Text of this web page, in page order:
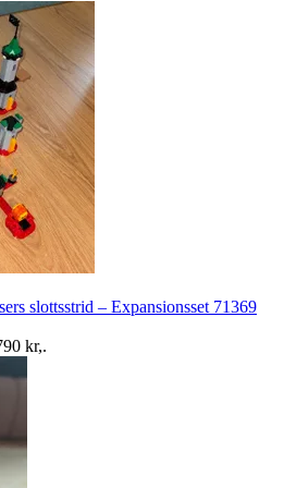
slottsstrid – Expansionsset 71369
kr,.